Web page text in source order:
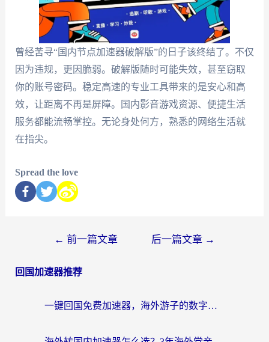
曾经苦寻“国内节点加速器破解版”的日子该终结了。不仅
因为违规，更因脆弱。破解版随时可能失效，甚至窃取
你的账号密码。稳定高速的专业工具带来的是安心和高
效，让距离不再是屏障。国内影音游戏资源、便捷生活
服务都能流畅掌控。无论身处何方，熟悉的网络生活就
在指尖。
Spread the love
← 前一篇文章 后一篇文章 →
回国加速器推荐
一键回国免费加速器，海外游子的数字归乡路